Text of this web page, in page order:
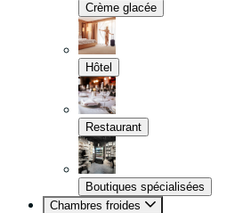
Crème glacée
Hôtel
Restaurant
Boutiques spécialisées
Chambres froides